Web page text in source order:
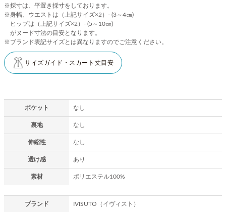
※採寸は、平置き採寸をしております。
※身幅、ウエストは（上記サイズ×2）- (3～4㎝)
ヒップは（上記サイズ×2）- (5～10㎝)
がヌード寸法の目安となります。
※ブランド表記サイズとは異なりますのでご注意ください。
サイズガイド・スカート丈目安
ポケット なし
裏地 なし
伸縮性 なし
透け感 あり
素材 ポリエステル100%
ブランド IVISUTO（イヴィスト）